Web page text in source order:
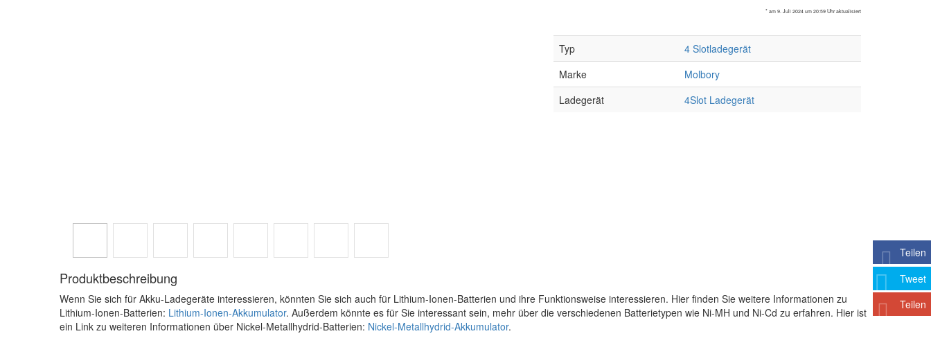
Teilen
Tweet
Teilen
* am 9. Juli 2024 um 20:59 Uhr aktualisiert
Typ
4 Slotladegerät
Marke
Molbory
Ladegerät
4Slot Ladegerät
Produktbeschreibung
Wenn Sie sich für Akku-Ladegeräte interessieren, könnten Sie sich auch für Lithium-Ionen-Batterien und ihre Funktionsweise interessieren. Hier finden Sie weitere Informationen zu
Lithium-Ionen-Batterien: Lithium-Ionen-Akkumulator. Außerdem könnte es für Sie interessant sein, mehr über die verschiedenen Batterietypen wie Ni-MH und Ni-Cd zu erfahren. Hier ist
ein Link zu weiteren Informationen über Nickel-Metallhydrid-Batterien: Nickel-Metallhydrid-Akkumulator.